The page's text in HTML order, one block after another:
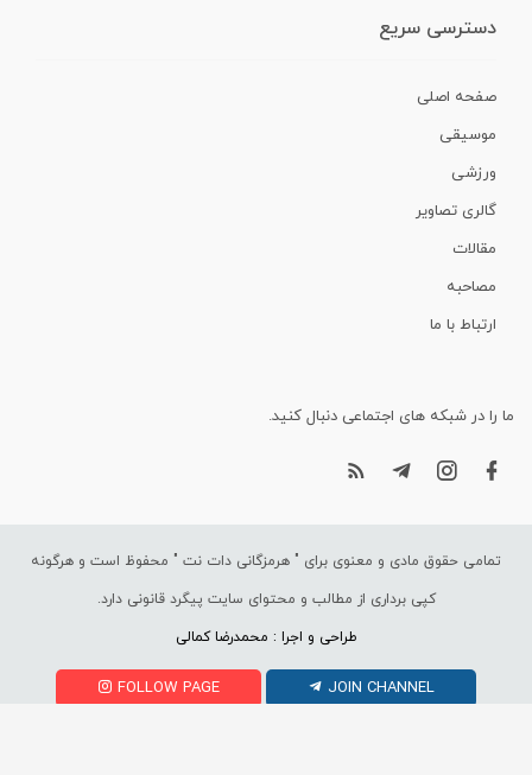
دسترسی سریع
صفحه اصلی
موسیقی
ورزشی
گالری تصاویر
مقالات
مصاحبه
ارتباط با ما
ما را در شبکه های اجتماعی دنبال کنید.
تمامی حقوق مادی و معنوی برای " هرمزگانی دات نت " محفوظ است و هرگونه
کپی برداری از مطالب و محتوای سایت پیگرد قانونی دارد.
طراحی و اجرا : محمدرضا کمالی
FOLLOW PAGE JOIN CHANNEL